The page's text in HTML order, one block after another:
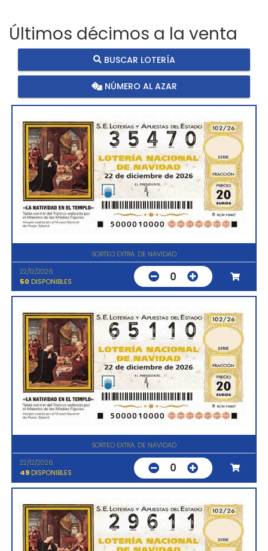
Últimos décimos a la venta
BUSCAR LOTERÍA
NÚMERO AL AZAR
SORTEO EXTRA. DE NAVIDAD
22/12/2026
50 DISPONIBLES 0
SORTEO EXTRA. DE NAVIDAD
22/12/2026
49DISPONIBLES 0